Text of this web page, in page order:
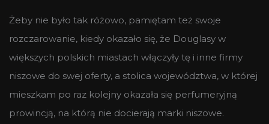
Żeby nie było tak różowo, pamiętam też swoje
rozczarowanie, kiedy okazało się, że Douglasy w
większych polskich miastach włączyły tę i inne firmy
niszowe do swej oferty, a stolica województwa, w której
mieszkam po raz kolejny okazała się perfumeryjną
prowincją, na którą nie docierają marki niszowe.